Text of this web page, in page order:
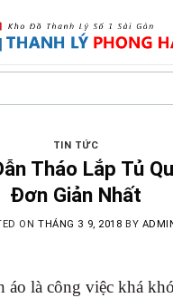
TIN TỨC
Tháo Lắp Tủ
Đơn Giản Nhất
ONTHÁNG 3 9, 2018 BY
áo là công việc khá